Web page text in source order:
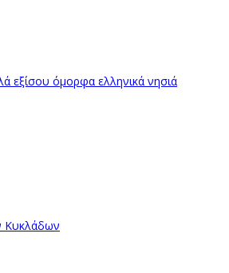
εξίσου όμορφα ελληνικά νησιά
Κυκλάδων